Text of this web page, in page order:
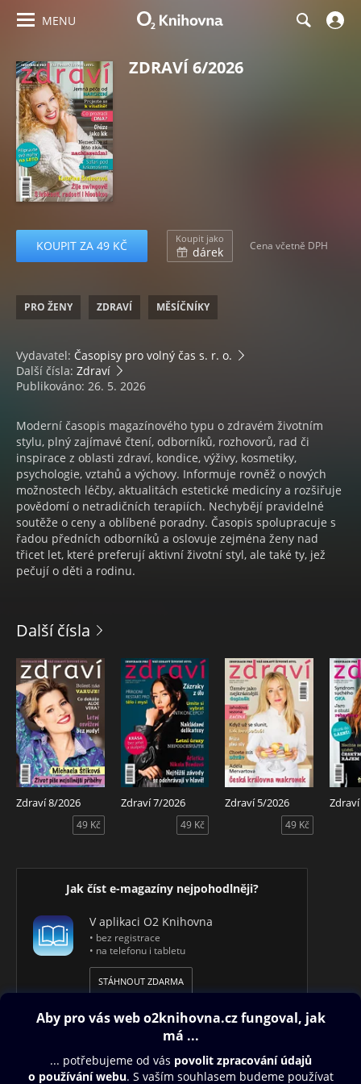
MENU
ZDRAVÍ 6/2026
KOUPIT ZA 49 KČ Koupit jako
dárek Cena včetně DPH
PRO ŽENY ZDRAVÍ MĚSÍČNÍKY
Vydavatel: Časopisy pro volný čas s. r. o.
Další čísla: Zdraví
Publikováno: 26. 5. 2026
Moderní časopis magazínového typu o zdravém životním
stylu, plný zajímavé čtení, odborníků, rozhovorů, rad či
inspirace z oblasti zdraví, kondice, výživy, kosmetiky,
psychologie, vztahů a výchovy. Informuje rovněž o nových
možnostech léčby, aktualitách estetické medicíny a rozšiřuje
povědomí o netradičních terapiích. Nechybějí pravidelné
soutěže o ceny a oblíbené poradny. Časopis spolupracuje s
řadou předních odborníků a oslovuje zejména ženy nad
třicet let, které preferují aktivní životní styl, ale také ty, jež
pečují o děti a rodinu.
Další čísla
Zdraví 8/2026
49 Kč
Zdraví 7/2026
49 Kč
Zdraví 5/2026
49 Kč
Jak číst e-magazíny nejpohodlněji?
V aplikaci O2 Knihovna
• bez registrace
• na telefonu i tabletu
STÁHNOUT ZDARMA
Obsah ke stažení